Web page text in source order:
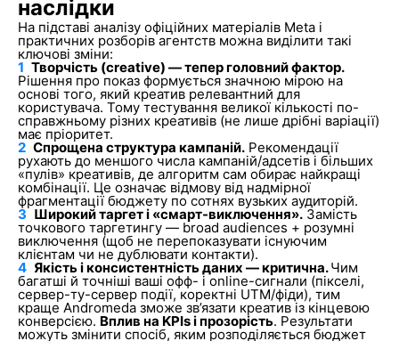
наслідки
На підставі аналізу офіційних матеріалів Meta і
практичних розборів агентств можна виділити такі
ключові зміни:
1 Творчість (creative) — тепер головний фактор.
Рішення про показ формується значною мірою на
основі того, який креатив релевантний для
користувача. Тому тестування великої кількості по-
справжньому різних креативів (не лише дрібні варіації)
має пріоритет.
2 Спрощена структура кампаній.Рекомендації
рухають до меншого числа кампаній/адсетів і більших
«пулів» креативів, де алгоритм сам обирає найкращі
комбінації. Це означає відмову від надмірної
фрагментації бюджету по сотнях вузьких аудиторій.
3 Широкий таргет і «смарт-виключення».Замість
точкового таргетингу — broad audiences + розумні
виключення (щоб не перепоказувати існуючим
клієнтам чи не дублювати контакти).
4 Якість і консистентність даних — критична.Чим
багатші й точніші ваші офф- і online-сигнали (пікселі,
сервер-ту-сервер події, коректні UTM/фіди), тим
краще Andromeda зможе зв’язати креатив із кінцевою
конверсією. Вплив на KPIs і прозорість. Результати
можуть змінити спосіб, яким розподіляється бюджет